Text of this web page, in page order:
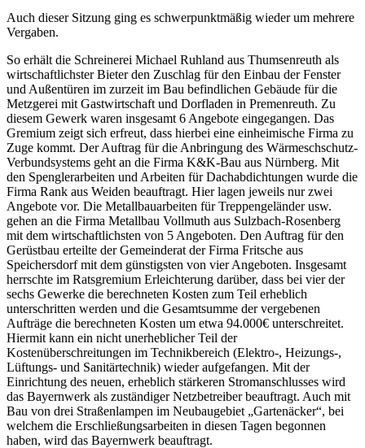
Auch dieser Sitzung ging es schwerpunktmäßig wieder um mehrere
Vergaben.
So erhält die Schreinerei Michael Ruhland aus Thumsenreuth als
wirtschaftlichster Bieter den Zuschlag für den Einbau der Fenster
und Außentüren im zurzeit im Bau befindlichen Gebäude für die
Metzgerei mit Gastwirtschaft und Dorfladen in Premenreuth. Zu
diesem Gewerk waren insgesamt 6 Angebote eingegangen. Das
Gremium zeigt sich erfreut, dass hierbei eine einheimische Firma zu
Zuge kommt. Der Auftrag für die Anbringung des Wärmeschschutz-
Verbundsystems geht an die Firma K&K-Bau aus Nürnberg. Mit
den Spenglerarbeiten und Arbeiten für Dachabdichtungen wurde die
Firma Rank aus Weiden beauftragt. Hier lagen jeweils nur zwei
Angebote vor. Die Metallbauarbeiten für Treppengeländer usw.
gehen an die Firma Metallbau Vollmuth aus Sulzbach-Rosenberg
mit dem wirtschaftlichsten von 5 Angeboten. Den Auftrag für den
Gerüstbau erteilte der Gemeinderat der Firma Fritsche aus
Speichersdorf mit dem günstigsten von vier Angeboten. Insgesamt
herrschte im Ratsgremium Erleichterung darüber, dass bei vier der
sechs Gewerke die berechneten Kosten zum Teil erheblich
unterschritten werden und die Gesamtsumme der vergebenen
Aufträge die berechneten Kosten um etwa 94.000€ unterschreitet.
Hiermit kann ein nicht unerheblicher Teil der
Kostenüberschreitungen im Technikbereich (Elektro-, Heizungs-,
Lüftungs- und Sanitärtechnik) wieder aufgefangen. Mit der
Einrichtung des neuen, erheblich stärkeren Stromanschlusses wird
das Bayernwerk als zuständiger Netzbetreiber beauftragt. Auch mit
Bau von drei Straßenlampen im Neubaugebiet „Gartenäcker“, bei
welchem die Erschließungsarbeiten in diesen Tagen begonnen
haben, wird das Bayernwerk beauftragt.